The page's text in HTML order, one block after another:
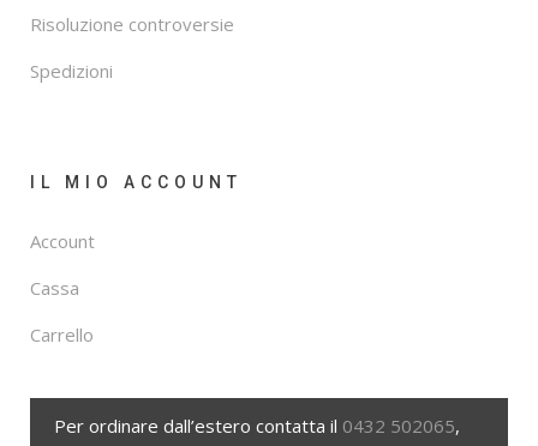
Risoluzione controversie
Spedizioni
IL MIO ACCOUNT
Account
Cassa
Carrello
Per ordinare dall’estero contatta il 0432 502065,